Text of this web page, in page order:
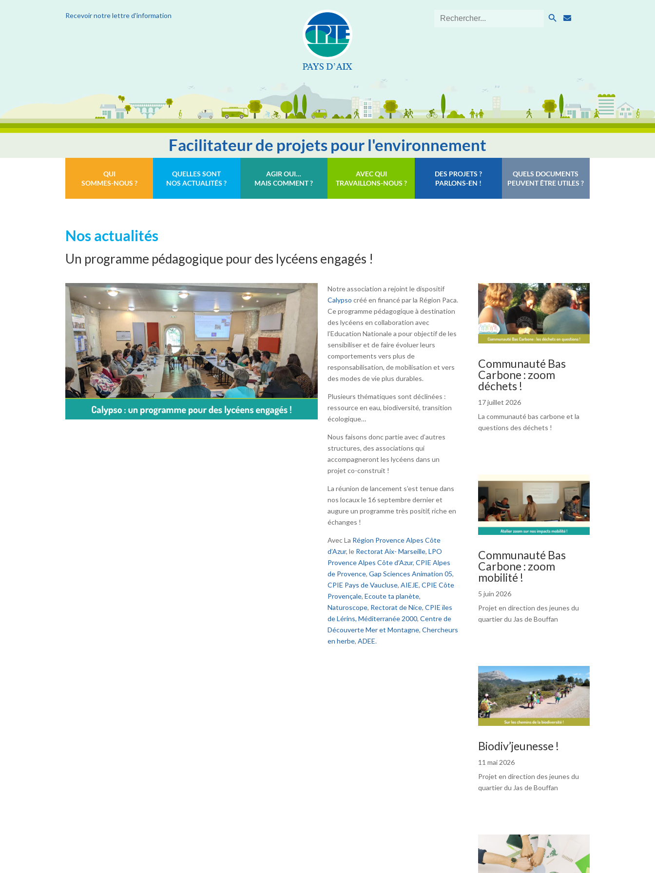
Recevoir notre lettre d'information
Search
for:
Facilitateur de projets pour l'environnement
QUI
SOMMES-NOUS ?
QUELLES SONT
NOS ACTUALITÉS ?
AGIR OUI…
MAIS COMMENT ?
AVEC QUI
TRAVAILLONS-NOUS ?
DES PROJETS ?
PARLONS-EN !
QUELS DOCUMENTS
PEUVENT ÊTRE UTILES ?
Nos actualités
Un programme pédagogique pour des lycéens engagés !
Notre association a rejoint le dispositif
Calypso créé en financé par la Région Paca.
Ce programme pédagogique à destination
des lycéens en collaboration avec
l’Education Nationale a pour objectif de les
sensibiliser et de faire évoluer leurs
comportements vers plus de
responsabilisation, de mobilisation et vers
des modes de vie plus durables.
Plusieurs thématiques sont déclinées :
ressource en eau, biodiversité, transition
écologique…
Nous faisons donc partie avec d’autres
structures, des associations qui
accompagneront les lycéens dans un
projet co-construit !
La réunion de lancement s’est tenue dans
nos locaux le 16 septembre dernier et
augure un programme très positif, riche en
échanges !
Avec La Région Provence Alpes Côte
d’Azur, le Rectorat Aix- Marseille, LPO
Provence Alpes Côte d’Azur, CPIE Alpes
de Provence, Gap Sciences Animation 05,
CPIE Pays de Vaucluse, AIEJE, CPIE Côte
Provençale, Ecoute ta planète,
Naturoscope, Rectorat de Nice, CPIE ïles
de Lérins, Méditerranée 2000, Centre de
Découverte Mer et Montagne, Chercheurs
en herbe, ADEE.
Communauté Bas
Carbone : zoom
déchets !
17 juillet 2026
La communauté bas carbone et la
questions des déchets !
Communauté Bas
Carbone : zoom
mobilité !
5 juin 2026
Projet en direction des jeunes du
quartier du Jas de Bouffan
Biodiv’jeunesse !
11 mai 2026
Projet en direction des jeunes du
quartier du Jas de Bouffan